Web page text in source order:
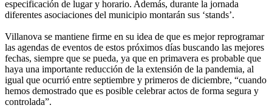
especificación de lugar y horario. Además, durante la jornada
diferentes asociaciones del municipio montarán sus ‘stands’.
Villanova se mantiene firme en su idea de que es mejor reprogramar
las agendas de eventos de estos próximos días buscando las mejores
fechas, siempre que se pueda, ya que en primavera es probable que
haya una importante reducción de la extensión de la pandemia, al
igual que ocurrió entre septiembre y primeros de diciembre, “cuando
hemos demostrado que es posible celebrar actos de forma segura y
controlada”.